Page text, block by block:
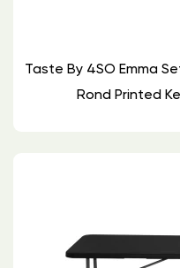
Taste By 4SO Emma
Rond Printed